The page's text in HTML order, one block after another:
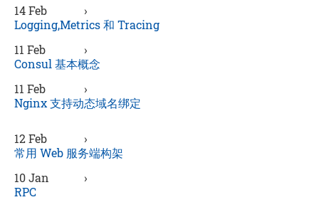
14 Feb
›
Logging,Metrics 和 Tracing
11 Feb
›
Consul 基本概念
11 Feb
›
Nginx 支持动态域名绑定
12 Feb
›
常用 Web 服务端构架
10 Jan
›
RPC